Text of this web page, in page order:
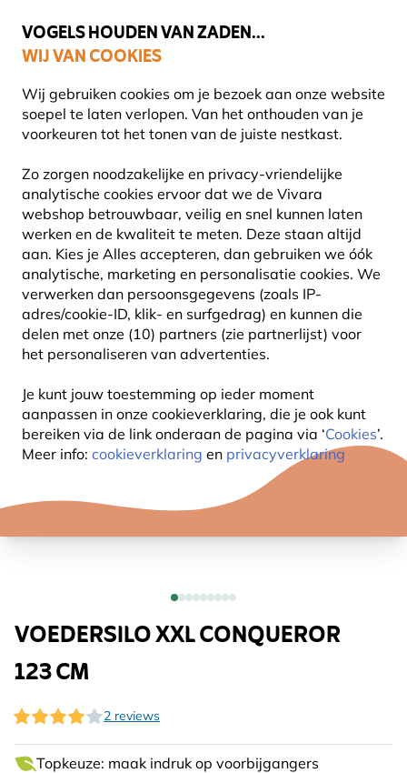
VOGELS HOUDEN VAN ZADEN...
WIJ VAN COOKIES
Wij gebruiken cookies om je bezoek aan onze website
soepel te laten verlopen. Van het onthouden van je
voorkeuren tot het tonen van de juiste nestkast.
Zo zorgen noodzakelijke en privacy-vriendelijke
analytische cookies ervoor dat we de Vivara
webshop betrouwbaar, veilig en snel kunnen laten
werken en de kwaliteit te meten. Deze staan altijd
aan. Kies je Alles accepteren, dan gebruiken we óók
analytische, marketing en personalisatie cookies. We
verwerken dan persoonsgegevens (zoals IP-
adres/cookie-ID, klik- en surfgedrag) en kunnen die
delen met onze (10) partners (zie partnerlijst) voor
het personaliseren van advertenties.
Je kunt jouw toestemming op ieder moment
aanpassen in onze cookieverklaring, die je ook kunt
bereiken via de link onderaan de pagina via ‘Cookies’.
Meer info: cookieverklaring en privacyverklaring
Uitstekend beoordeeld in 11 landen
Gratis thuisbezorgd vanaf €49
10% KORTING
VOEDERSILO XXL CONQUEROR
123 CM
2 reviews
Topkeuze: maak indruk op voorbijgangers